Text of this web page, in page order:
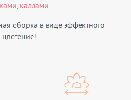
, каллами.
оборка в виде эффектного